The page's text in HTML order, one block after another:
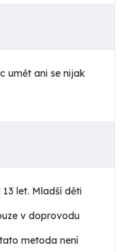
umět ani se nijak
let. Mladší děti
v doprovodu
metoda není